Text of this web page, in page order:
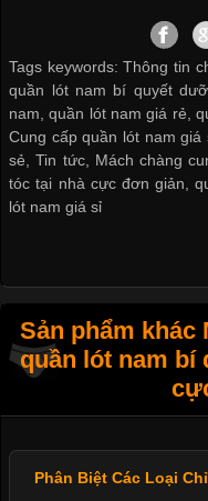
Tags keywords: Thông tin
quần lót nam bí quyết
nam, quần lót nam giá rẻ,
Cung cấp quần lót nam giá
sẻ ,Tin tức, Mách chàng
tóc tại nhà cực đơn giản ,
lót nam giá sỉ
Sản phẩm khác
quần lót nam bí
Phân Biệt Các Loại